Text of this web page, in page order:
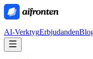
AI-VerktygErbjudanden